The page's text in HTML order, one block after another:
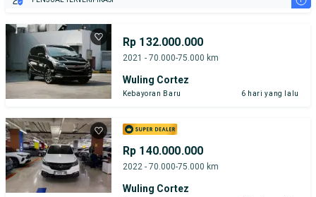
Rp 132.000.000
2021 - 70.000-75.000 km
Wuling Cortez
Kebayoran Baru 6 hari yang lalu
Rp 140.000.000
2022 - 70.000-75.000 km
Wuling Cortez